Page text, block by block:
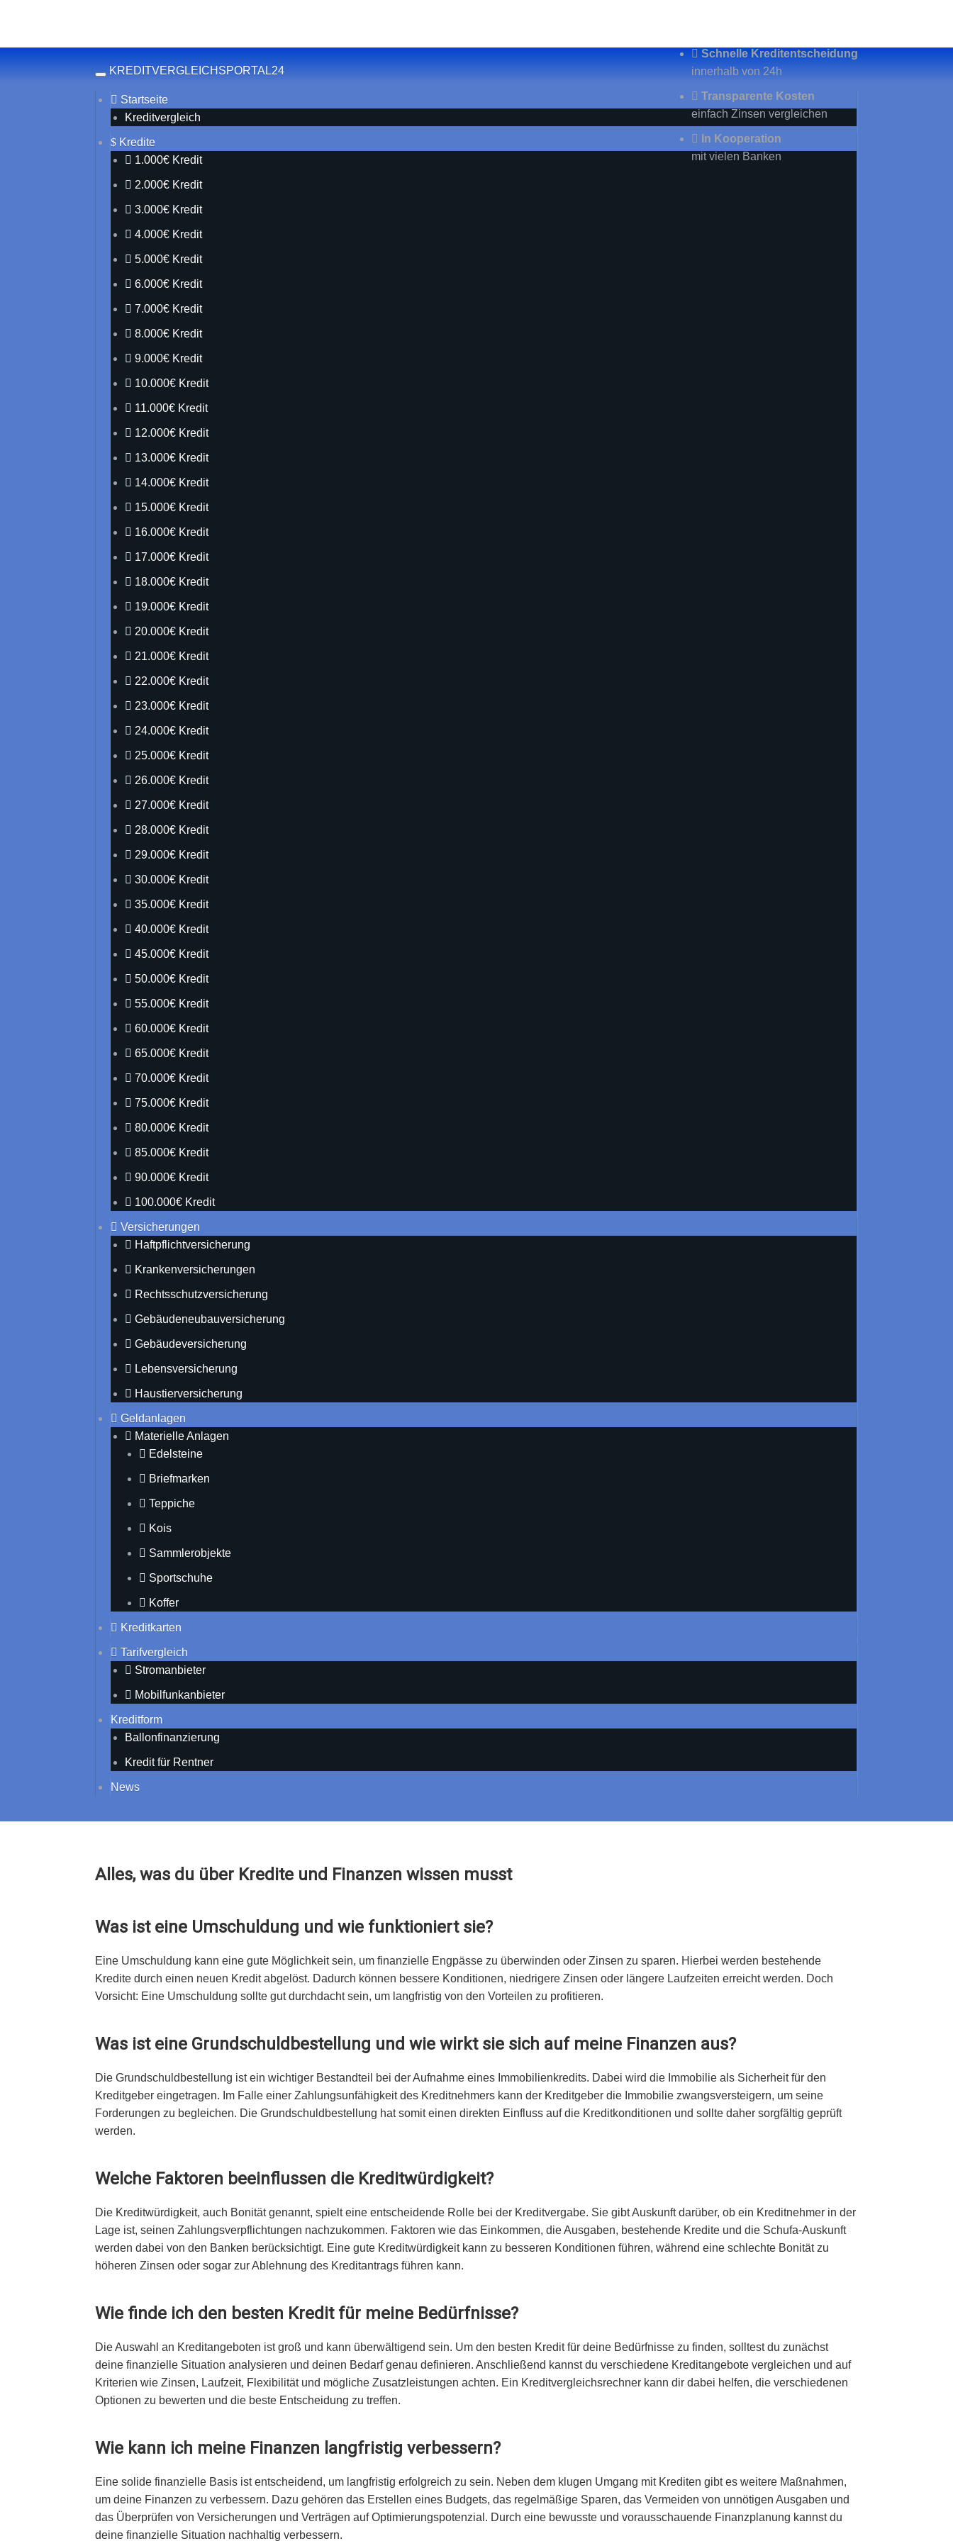
Schnelle Kreditentscheidung
innerhalb von 24h
Transparente Kosten
einfach Zinsen vergleichen
In Kooperation
mit vielen Banken
Toggle navigation
KREDITVERGLEICHSPORTAL24
Startseite
Kreditvergleich
Kredite
1.000€ Kredit
2.000€ Kredit
3.000€ Kredit
4.000€ Kredit
5.000€ Kredit
6.000€ Kredit
7.000€ Kredit
8.000€ Kredit
9.000€ Kredit
10.000€ Kredit
11.000€ Kredit
12.000€ Kredit
13.000€ Kredit
14.000€ Kredit
15.000€ Kredit
16.000€ Kredit
17.000€ Kredit
18.000€ Kredit
19.000€ Kredit
20.000€ Kredit
21.000€ Kredit
22.000€ Kredit
23.000€ Kredit
24.000€ Kredit
25.000€ Kredit
26.000€ Kredit
27.000€ Kredit
28.000€ Kredit
29.000€ Kredit
30.000€ Kredit
35.000€ Kredit
40.000€ Kredit
45.000€ Kredit
50.000€ Kredit
55.000€ Kredit
60.000€ Kredit
65.000€ Kredit
70.000€ Kredit
75.000€ Kredit
80.000€ Kredit
85.000€ Kredit
90.000€ Kredit
100.000€ Kredit
Versicherungen
Haftpflichtversicherung
Krankenversicherungen
Rechtsschutzversicherung
Gebäudeneubauversicherung
Gebäudeversicherung
Lebensversicherung
Haustierversicherung
Geldanlagen
Materielle Anlagen
Edelsteine
Briefmarken
Teppiche
Kois
Sammlerobjekte
Sportschuhe
Koffer
Kreditkarten
Tarifvergleich
Stromanbieter
Mobilfunkanbieter
Kreditform
Ballonfinanzierung
Kredit für Rentner
News
Alles, was du über Kredite und Finanzen wissen musst
Was ist eine Umschuldung und wie funktioniert sie?
Eine Umschuldung kann eine gute Möglichkeit sein, um finanzielle Engpässe zu überwinden oder Zinsen zu sparen. Hierbei werden bestehende
Kredite durch einen neuen Kredit abgelöst. Dadurch können bessere Konditionen, niedrigere Zinsen oder längere Laufzeiten erreicht werden. Doch
Vorsicht: Eine Umschuldung sollte gut durchdacht sein, um langfristig von den Vorteilen zu profitieren.
Was ist eine Grundschuldbestellung und wie wirkt sie sich auf meine Finanzen aus?
Die Grundschuldbestellung ist ein wichtiger Bestandteil bei der Aufnahme eines Immobilienkredits. Dabei wird die Immobilie als Sicherheit für den
Kreditgeber eingetragen. Im Falle einer Zahlungsunfähigkeit des Kreditnehmers kann der Kreditgeber die Immobilie zwangsversteigern, um seine
Forderungen zu begleichen. Die Grundschuldbestellung hat somit einen direkten Einfluss auf die Kreditkonditionen und sollte daher sorgfältig geprüft
werden.
Welche Faktoren beeinflussen die Kreditwürdigkeit?
Die Kreditwürdigkeit, auch Bonität genannt, spielt eine entscheidende Rolle bei der Kreditvergabe. Sie gibt Auskunft darüber, ob ein Kreditnehmer in der
Lage ist, seinen Zahlungsverpflichtungen nachzukommen. Faktoren wie das Einkommen, die Ausgaben, bestehende Kredite und die Schufa-Auskunft
werden dabei von den Banken berücksichtigt. Eine gute Kreditwürdigkeit kann zu besseren Konditionen führen, während eine schlechte Bonität zu
höheren Zinsen oder sogar zur Ablehnung des Kreditantrags führen kann.
Wie finde ich den besten Kredit für meine Bedürfnisse?
Die Auswahl an Kreditangeboten ist groß und kann überwältigend sein. Um den besten Kredit für deine Bedürfnisse zu finden, solltest du zunächst
deine finanzielle Situation analysieren und deinen Bedarf genau definieren. Anschließend kannst du verschiedene Kreditangebote vergleichen und auf
Kriterien wie Zinsen, Laufzeit, Flexibilität und mögliche Zusatzleistungen achten. Ein Kreditvergleichsrechner kann dir dabei helfen, die verschiedenen
Optionen zu bewerten und die beste Entscheidung zu treffen.
Wie kann ich meine Finanzen langfristig verbessern?
Eine solide finanzielle Basis ist entscheidend, um langfristig erfolgreich zu sein. Neben dem klugen Umgang mit Krediten gibt es weitere Maßnahmen,
um deine Finanzen zu verbessern. Dazu gehören das Erstellen eines Budgets, das regelmäßige Sparen, das Vermeiden von unnötigen Ausgaben und
das Überprüfen von Versicherungen und Verträgen auf Optimierungspotenzial. Durch eine bewusste und vorausschauende Finanzplanung kannst du
deine finanzielle Situation nachhaltig verbessern.